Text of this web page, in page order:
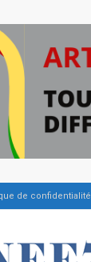
de confidentialité